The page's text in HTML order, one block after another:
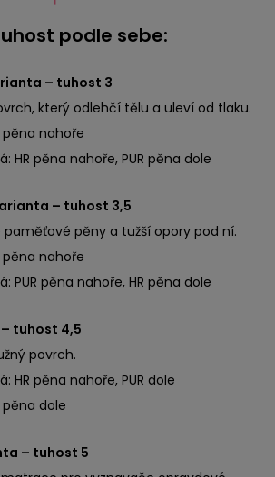
podle sebe:
– tuhost 3
který odlehčí tělu a uleví od tlaku.
nahoře
HR pěna nahoře, PUR pěna dole
– tuhost 3,5
pěny a tužší opory pod ní.
nahoře
PUR pěna nahoře, HR pěna dole
tuhost 4,5
povrch.
pěna nahoře, PUR dole
dole
– tuhost 5